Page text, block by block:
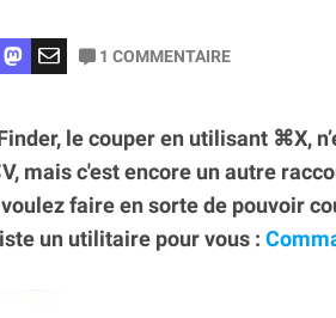
1 COMMENTAIRE
le couper en utilisant ⌘X,
mais c'est encore un autre
faire en sorte de pouvoir
un utilitaire pour vous :